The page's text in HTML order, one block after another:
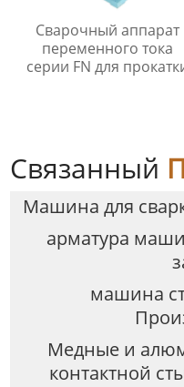
Сварочный аппарат
переменного тока
серии FN для
Связанный
Машина для
арматура
машина
Медные и
контактной